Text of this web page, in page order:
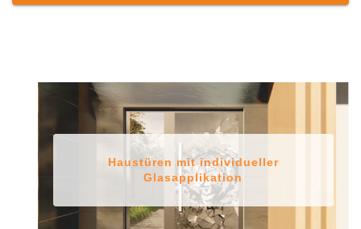
Ab 2 Wochen Lieferzeit möglich
Haustüren mit individueller
Glasapplikation